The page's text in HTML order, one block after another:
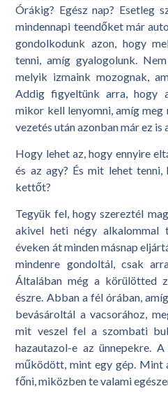
Órákig? Egész nap? Esetleg
mindennapi teendőket már
gondolkodunk azon, hogy
tenni, amíg gyalogolunk.
melyik izmaink mozognak,
Addig figyeltünk arra, hogy
mikor kell lenyomni, amíg
vezetés után azonban már ez is
Hogy lehet az, hogy ennyire
és az agy? És mit lehet tenni,
kettőt?
Tegyük fel, hogy szereztél
akivel heti négy alkalommal
éveken át minden másnap
mindenre gondoltál, csak
Általában még a körülötted
észre. Abban a fél órában,
bevásároltál a vacsorához,
mit veszel fel a szombati
hazautazol-e az ünnepekre.
működött, mint egy gép. Mint
főni, miközben te valami